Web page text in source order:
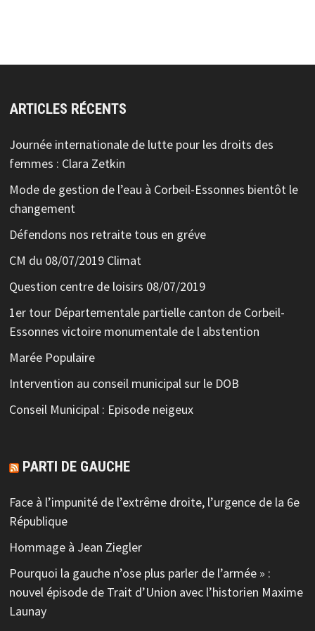
ARTICLES RÉCENTS
Journée internationale de lutte pour les droits des
femmes : Clara Zetkin
Mode de gestion de l’eau à Corbeil-Essonnes bientôt le
changement
Défendons nos retraite tous en gréve
CM du 08/07/2019 Climat
Question centre de loisirs 08/07/2019
1er tour Départementale partielle canton de Corbeil-
Essonnes victoire monumentale de l abstention
Marée Populaire
Intervention au conseil municipal sur le DOB
Conseil Municipal : Episode neigeux
PARTI DE GAUCHE
Face à l’impunité de l’extrême droite, l’urgence de la 6e
République
Hommage à Jean Ziegler
Pourquoi la gauche n’ose plus parler de l’armée » :
nouvel épisode de Trait d’Union avec l’historien Maxime
Launay